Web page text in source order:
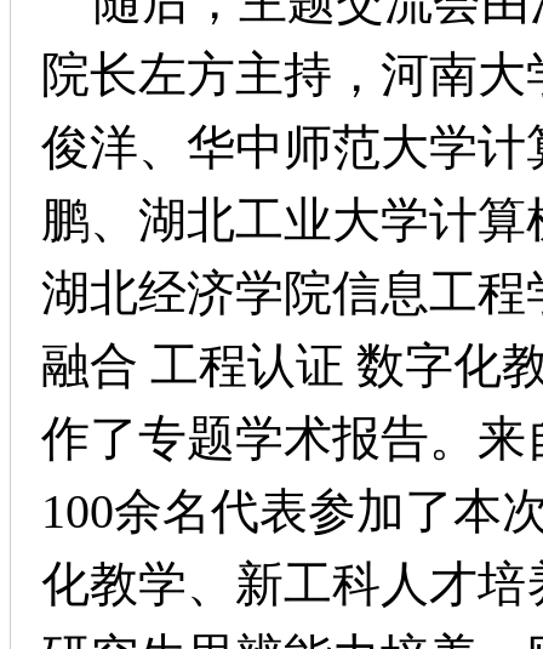
院长左方主持，河南
俊洋、华中师范大学
鹏、湖北工业大学计
湖北经济学院信息工
融合 工程认证 数字化
作了专题学术报告。 来
100余名代表参加了本
化教学、新工科人才